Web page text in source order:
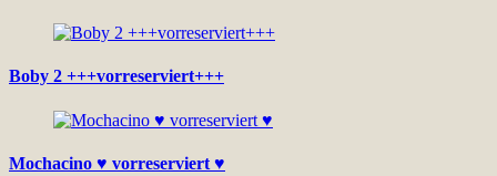
Boby 2 +++vorreserviert+++
Mochacino ♥ vorreserviert ♥